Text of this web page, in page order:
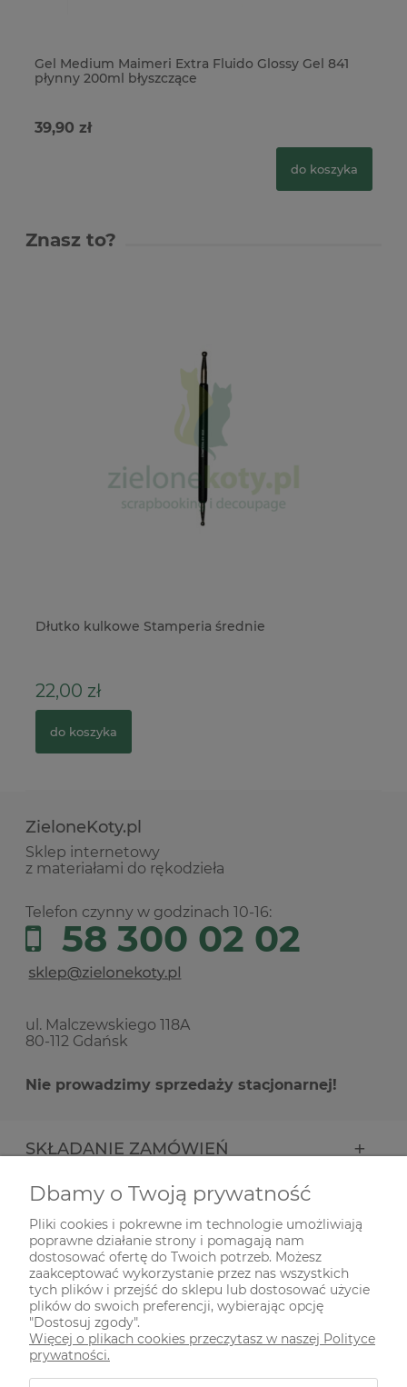
Gel Medium Maimeri Extra Fluido Glossy Gel 841
płynny 200ml błyszczące
39,90 zł
do koszyka
Znasz to?
Dłutko kulkowe Stamperia średnie
22,00 zł
do koszyka
ZieloneKoty.pl
Sklep internetowy
z materiałami do rękodzieła
Telefon czynny w godzinach 10-16:
58 300 02 02
ul. Malczewskiego 118A
80-112 Gdańsk
Nie prowadzimy sprzedaży stacjonarnej!
SKŁADANIE ZAMÓWIEŃ
INFORMACJE
ODWIEDŹ NAS NA
Dbamy o Twoją prywatność
Pliki cookies i pokrewne im technologie umożliwiają
poprawne działanie strony i pomagają nam
dostosować ofertę do Twoich potrzeb. Możesz
zaakceptować wykorzystanie przez nas wszystkich
tych plików i przejść do sklepu lub dostosować użycie
plików do swoich preferencji, wybierając opcję
"Dostosuj zgody".
Więcej o plikach cookies przeczytasz w naszej Polityce
prywatności.